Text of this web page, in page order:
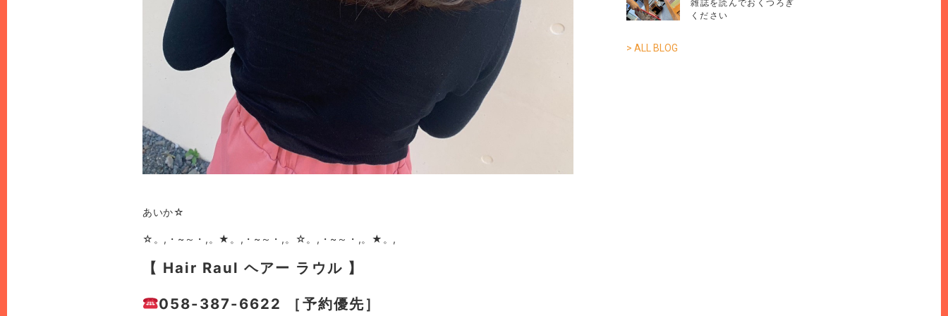
あいか☆
☆。,・~～・,。★。,・~～・,。☆。,・~～・,。★。,
【 Hair Raul ヘアー ラウル 】
058-387-6622 ［予約優先］
雑誌を読んでおくつろぎ
ください
> ALL BLOG